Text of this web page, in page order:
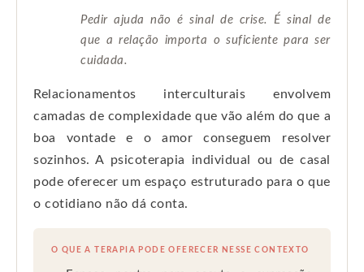
Pedir ajuda não é sinal de crise. É sinal de
que a relação importa o suficiente para ser
cuidada.
Relacionamentos interculturais envolvem
camadas de complexidade que vão além do que a
boa vontade e o amor conseguem resolver
sozinhos. A psicoterapia individual ou de casal
pode oferecer um espaço estruturado para o que
o cotidiano não dá conta.
O QUE A TERAPIA PODE OFERECER NESSE CONTEXTO